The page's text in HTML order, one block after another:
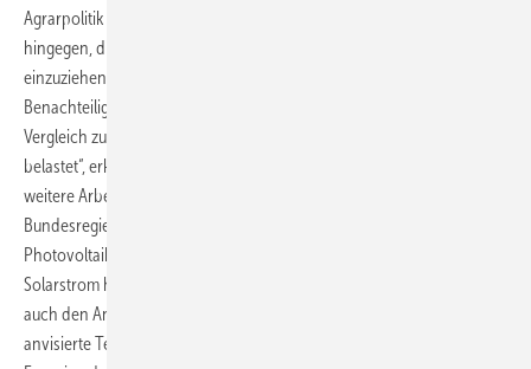
Agrarpolitik und Verbraucherschutz des Bundesrates empfiehlt
hingegen, die Bagatellgrenze bei 30 Kilowatt Anlagenleistung
einzuziehen. „Die Änderungen beseitigen eine weitere
Benachteiligung der Solarenergie, die die Solarwirtschaft auch im
Vergleich zu den anderen Sparten der erneuerbaren Energien
belastet“, erklärt der Ausschuss. Außerdem sieht der Ausschuss
weitere Arbeitsplätze in der Branche gefährdet, wenn die
Bundesregierung das einzige noch funktionierende Segment in der
Photovoltaik zerstört. Denn nur durch den Eigenverbrauch von
Solarstrom haben die potenziellen Betreiber einer Solarstromanlage
auch den Anreiz zu investieren. Außerdem sieht der Ausschuss die
anvisierte Technologieoffenheit beim Ausbau der erneuerbaren